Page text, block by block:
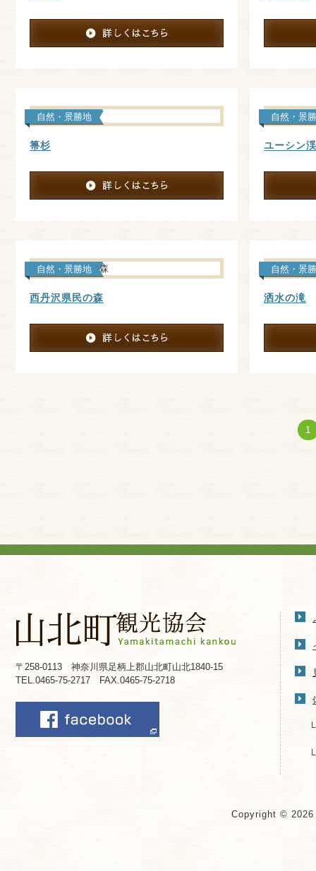
自然・景勝地
箒杉
自然・景
ユーシン
自然・景勝地
西丹沢県民の森
自然・景
洒水の滝
1
〒258-0113 神奈川県足柄上郡山北町山北1840-15
TEL.0465-75-2717 FAX.0465-75-2718
Copyright © 2026